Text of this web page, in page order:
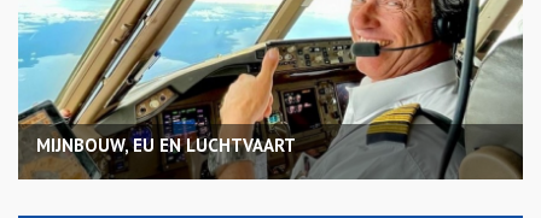
MIJNBOUW, EU EN LUCHTVAART